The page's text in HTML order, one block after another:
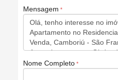
Mensagem
Nome Completo